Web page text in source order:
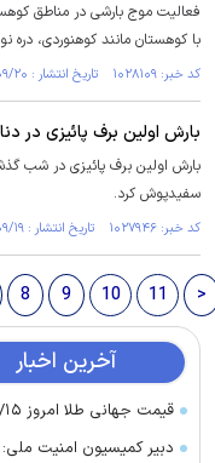
فعالیت موج بارشی در مناطق
با کوهستان مانند کوهنوردی، دره
کد خبر: ۱۰۲۸۱۰۹ تاریخ انتشار : ۱۴۰۴/۰۹/۲۰
بارش اولین برف پائیزی در
بارش اولین برف پائیزی در شب
سفیدپوش کرد.
کد خبر: ۱۰۲۷۹۴۶ تاریخ انتشار : ۱۴۰۴/۰۹/۱۹
8 9 10 11 >
آخرین اخبار
قیمت جهانی طلا امروز ۱۴۰۵/۰۵/۱۵
دبیر کمیسیون امنیت ملی: